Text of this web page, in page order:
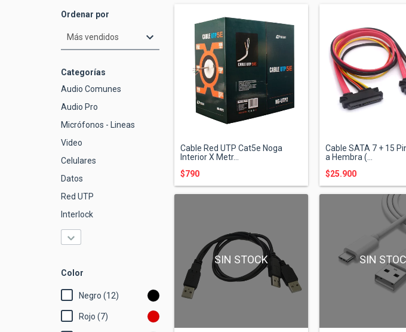
Ordenar por
Categorías
Audio Comunes
Audio Pro
Micrófonos - Lineas
Video
Celulares
Datos
Red UTP
Interlock
Color
Negro (12)
Rojo (7)
Cable Red UTP Cat5e Noga
Interior X Metr...
$790
Cable SATA 7 + 15
a Hembra (...
$25.900
SIN STOCK SIN